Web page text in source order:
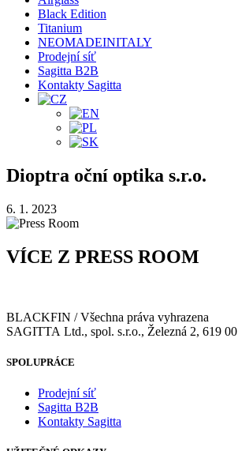
Black Edition
Titanium
NEOMADEINITALY
Prodejní síť
Sagitta B2B
Kontakty Sagitta
Dioptra oční optika s.r.o.
6. 1. 2023
VÍCE Z PRESS ROOM
BLACKFIN / Všechna práva vyhrazena
SAGITTA Ltd., spol. s.r.o., Železná 2, 619 00
SPOLUPRÁCE
Prodejní síť
Sagitta B2B
Kontakty Sagitta